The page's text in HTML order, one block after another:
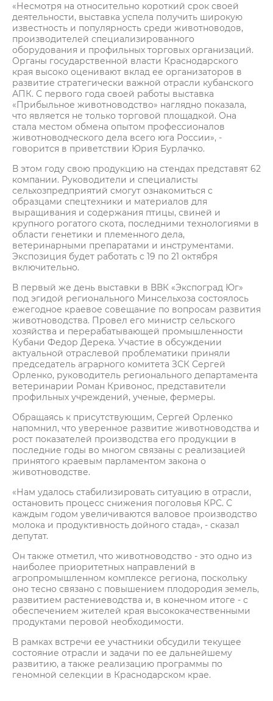
«Несмотря на относительно короткий срок своей
деятельности, выставка успела получить широкую
известность и популярность среди животноводов,
производителей специализированного
оборудования и профильных торговых организаций.
Органы государственной власти Краснодарского
края высоко оценивают вклад ее организаторов в
развитие стратегически важной отрасли кубанского
АПК. С первого года своей работы выставка
«Прибыльное животноводство» наглядно показала,
что является не только торговой площадкой. Она
стала местом обмена опытом профессионалов
животноводческого дела всего юга России», -
говорится в приветствии Юрия Бурлачко.
В этом году свою продукцию на стендах представят 62
компании. Руководители и специалисты
сельхозпредприятий смогут ознакомиться с
образцами спецтехники и материалов для
выращивания и содержания птицы, свиней и
крупного рогатого скота, последними технологиями в
области генетики и племенного дела,
ветеринарными препаратами и инструментами.
Экспозиция будет работать с 19 по 21 октября
включительно.
В первый же день выставки в ВВК «Экспоград Юг»
под эгидой регионального Минсельхоза состоялось
ежегодное краевое совещание по вопросам развития
животноводства. Провел его министр сельского
хозяйства и перерабатывающей промышленности
Кубани Федор Дерека. Участие в обсуждении
актуальной отраслевой проблематики приняли
председатель аграрного комитета ЗСК Сергей
Орленко, руководитель регионального департамента
ветеринарии Роман Кривонос, представители
профильных учреждений, ученые, фермеры.
Обращаясь к присутствующим, Сергей Орленко
напомнил, что уверенное развитие животноводства и
рост показателей производства его продукции в
последние годы во многом связаны с реализацией
принятого краевым парламентом закона о
животноводстве.
«Нам удалось стабилизировать ситуацию в отрасли,
остановить процесс снижения поголовья КРС. С
каждым годом увеличиваются валовое производство
молока и продуктивность дойного стада», - сказал
депутат.
Он также отметил, что животноводство - это одно из
наиболее приоритетных направлений в
агропромышленном комплексе региона, поскольку
оно тесно связано с повышением плодородия земель,
развитием растениеводства и, в конечном итоге - с
обеспечением жителей края высококачественными
продуктами перовой необходимости.
В рамках встречи ее участники обсудили текущее
состояние отрасли и задачи по ее дальнейшему
развитию, а также реализацию программы по
геномной селекции в Краснодарском крае.